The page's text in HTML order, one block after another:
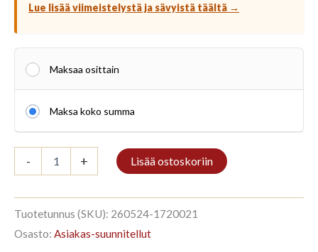
Lue lisää viimeistelystä ja sävyistä täältä →
Maksaa osittain
Maksa koko summa
-
3/7
Mahagon
määrä
+ Lisää ostoskoriin
Tuotetunnus (SKU): 260524-1720021
Osasto: Asiakas-suunnitellut